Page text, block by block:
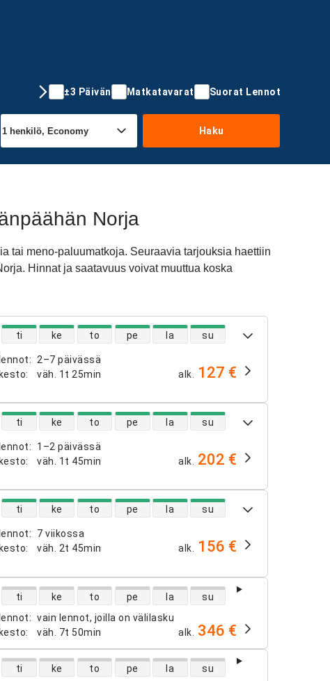
±3 Päivän Matkatavarat Suorat Lennot
Haku
Norja
tai meno-paluumatkoja. Seuraavia tarjouksia haettiin
Hinnat ja saatavuus voivat muuttua koska
:
2–7 päivässä
: väh. 1t 25min
lentojen saatavuus
ti ke to pe la su
alk. 127 €
:
1–2 päivässä
: väh. 1t 45min
lentojen saatavuus
ti ke to pe la su
alk. 202 €
:
7 viikossa
: väh. 2t 45min
lentojen saatavuus
ti ke to pe la su
alk. 156 €
: vain lennot, joilla on välilasku
: väh. 7t 50min
lentojen saatavuus
ti ke to pe la su
alk. 346 €
lentojen saatavuus
ti ke to pe la su